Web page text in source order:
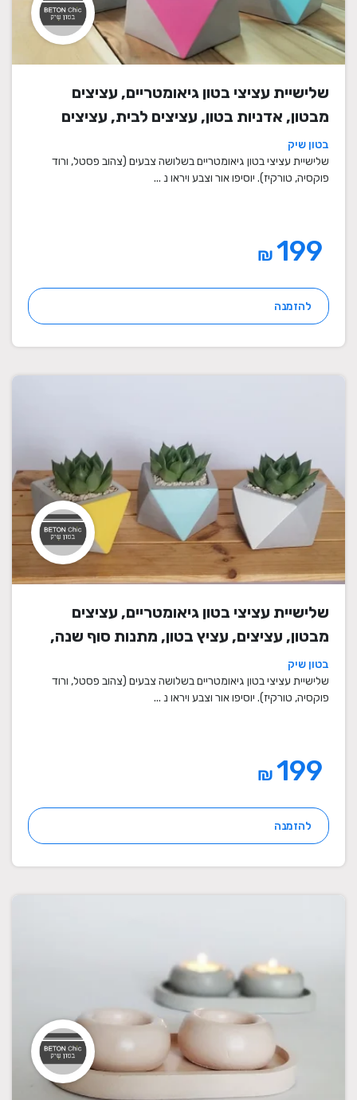
שלישיית עציצי בטון גיאומטריים, עציצים
מבטון, אדניות בטון, עציצים לבית, עציצים
מיוחדים, עציצים מעוצבים, עציצי מתנה,
מתנות לחגים
בטון שיק
שלישיית עציצי בטון גיאומטריים בשלושה צבעים (צהוב פסטל, ורוד
פוקסיה, טורקיז). יוסיפו אור וצבע ויראו נ ...
₪
להזמנה
שלישיית עציצי בטון גיאומטריים, עציצים
מבטון, עציצים, עציץ בטון, מתנות סוף שנה,
מתנה לבית, מתנה ליום הולדת, עיצוב הבית,
מתנות סוף שנה למורים
בטון שיק
שלישיית עציצי בטון גיאומטריים בשלושה צבעים (צהוב פסטל, ורוד
פוקסיה, טורקיז). יוסיפו אור וצבע ויראו נ ...
₪
להזמנה